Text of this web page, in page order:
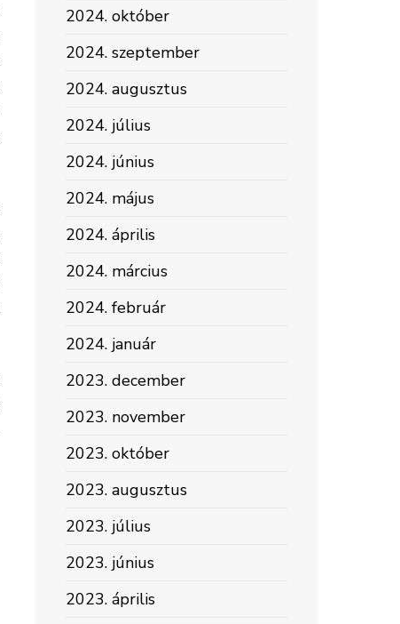
2024. október
2024. szeptember
2024. augusztus
2024. július
2024. június
2024. május
2024. április
2024. március
2024. február
2024. január
2023. december
2023. november
2023. október
2023. augusztus
2023. július
2023. június
2023. április